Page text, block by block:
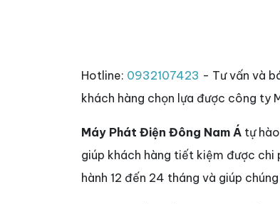
Hotline: 0932107423 - Tư vấn và
khách hàng chọn lựa được công ty
Máy Phát Điện Đông Nam Á tự
giúp khách hàng tiết kiệm được chi
hành 12 đến 24 tháng và giúp